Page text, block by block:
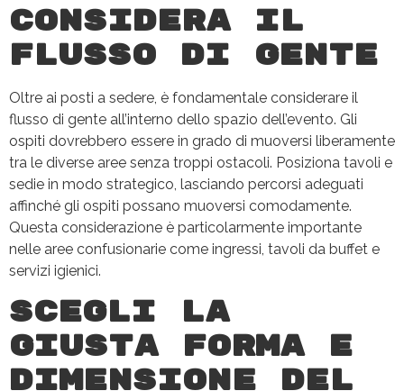
Considera il
flusso di gente
Oltre ai posti a sedere, è fondamentale considerare il
flusso di gente all’interno dello spazio dell’evento. Gli
ospiti dovrebbero essere in grado di muoversi liberamente
tra le diverse aree senza troppi ostacoli. Posiziona tavoli e
sedie in modo strategico, lasciando percorsi adeguati
affinché gli ospiti possano muoversi comodamente.
Questa considerazione è particolarmente importante
nelle aree confusionarie come ingressi, tavoli da buffet e
servizi igienici.
Scegli la
giusta forma e
dimensione del